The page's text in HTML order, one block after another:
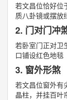
若文昌位恰好位
质八卦镜或摆放
2. 门对门冲
若卧室门正对卫
口铺设红色地毯
3. 窗外形煞
若文昌位窗外有
晶柱，并挂百叶